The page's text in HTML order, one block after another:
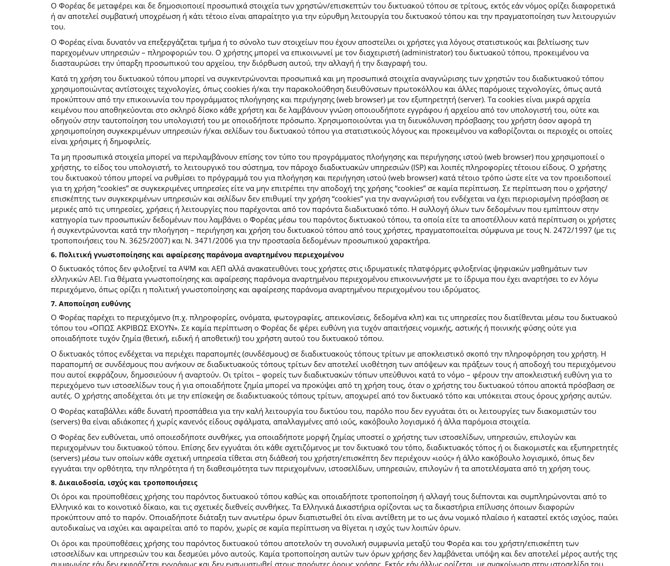
Ο Φορέας δε μεταφέρει και δε δημοσιοποιεί προσωπικά στοιχεία των χρηστών/επισκεπτών του δικτυακού τόπου σε τρίτους, εκτός εάν νόμος ορίζει διαφορετικά
ή αν αποτελεί συμβατική υποχρέωση ή κάτι τέτοιο είναι απαραίτητο για την εύρυθμη λειτουργία του δικτυακού τόπου και την πραγματοποίηση των λειτουργιών
του.
Ο Φορέας είναι δυνατόν να επεξεργάζεται τμήμα ή το σύνολο των στοιχείων που έχουν αποστείλει οι χρήστες για λόγους στατιστικούς και βελτίωσης των
παρεχομένων υπηρεσιών – πληροφοριών του. Ο χρήστης μπορεί να επικοινωνεί με τον διαχειριστή (administrator) του δικτυακού τόπου, προκειμένου να
διασταυρώσει την ύπαρξη προσωπικού του αρχείου, την διόρθωση αυτού, την αλλαγή ή την διαγραφή του.
Κατά τη χρήση του δικτυακού τόπου μπορεί να συγκεντρώνονται προσωπικά και μη προσωπικά στοιχεία αναγνώρισης των χρηστών του διαδικτυακού τόπου
χρησιμοποιώντας αντίστοιχες τεχνολογίες, όπως cookies ή/και την παρακολούθηση διευθύνσεων πρωτοκόλλου και άλλες παρόμοιες τεχνολογίες, όπως αυτά
προκύπτουν από την επικοινωνία του προγράμματος πλοήγησης και περιήγησης (web browser) με τον εξυπηρετητή (server). Τα cookies είναι μικρά αρχεία
κειμένου που αποθηκεύονται στο σκληρό δίσκο κάθε χρήστη και δε λαμβάνουν γνώση οποιουδήποτε εγγράφου ή αρχείου από τον υπολογιστή του, ούτε και
οδηγούν στην ταυτοποίηση του υπολογιστή του με οποιοδήποτε πρόσωπο. Χρησιμοποιούνται για τη διευκόλυνση πρόσβασης του χρήστη όσον αφορά τη
χρησιμοποίηση συγκεκριμένων υπηρεσιών ή/και σελίδων του δικτυακού τόπου για στατιστικούς λόγους και προκειμένου να καθορίζονται οι περιοχές οι οποίες
είναι χρήσιμες ή δημοφιλείς.
Τα μη προσωπικά στοιχεία μπορεί να περιλαμβάνουν επίσης τον τύπο του προγράμματος πλοήγησης και περιήγησης ιστού (web browser) που χρησιμοποιεί ο
χρήστης, το είδος του υπολογιστή, το λειτουργικό του σύστημα, τον πάροχο διαδικτυακών υπηρεσιών (ISP) και λοιπές πληροφορίες τέτοιου είδους. Ο χρήστης
του δικτυακού τόπου μπορεί να ρυθμίσει το πρόγραμμά του για πλοήγηση και περιήγηση ιστού (web browser) κατά τέτοιο τρόπο ώστε είτε να τον προειδοποιεί
για τη χρήση “cookies” σε συγκεκριμένες υπηρεσίες είτε να μην επιτρέπει την αποδοχή της χρήσης “cookies” σε καμία περίπτωση. Σε περίπτωση που ο χρήστης/
επισκέπτης των συγκεκριμένων υπηρεσιών και σελίδων δεν επιθυμεί την χρήση “cookies” για την αναγνώρισή του ενδέχεται να έχει περιορισμένη πρόσβαση σε
μερικές από τις υπηρεσίες, χρήσεις ή λειτουργίες που παρέχονται από τον παρόντα διαδικτυακό τόπο. Η συλλογή όλων των δεδομένων που εμπίπτουν στην
κατηγορία των προσωπικών δεδομένων που λαμβάνει ο Φορέας μέσω του παρόντος δικτυακού τόπου, τα οποία είτε τα αποστέλλουν κατά περίπτωση οι χρήστες
ή συγκεντρώνονται κατά την πλοήγηση – περιήγηση και χρήση του δικτυακού τόπου από τους χρήστες, πραγματοποιείται σύμφωνα με τους Ν. 2472/1997 (με τις
τροποποιήσεις του Ν. 3625/2007) και Ν. 3471/2006 για την προστασία δεδομένων προσωπικού χαρακτήρα.
6. Πολιτική γνωστοποίησης και αφαίρεσης παράνομα αναρτημένου περιεχομένου
Ο δικτυακός τόπος δεν φιλοξενεί τα ΑΨΜ και ΑΕΠ αλλά ανακατευθύνει τους χρήστες στις ιδρυματικές πλατφόρμες φιλοξενίας ψηφιακών μαθημάτων των
ελληνικών ΑΕΙ. Για θέματα γνωστοποίησης και αφαίρεσης παράνομα αναρτημένου περιεχομένου επικοινωνήστε με το ίδρυμα που έχει αναρτήσει το εν λόγω
περιεχόμενο, όπως ορίζει η πολιτική γνωστοποίησης και αφαίρεσης παράνομα αναρτημένου περιεχομένου του ιδρύματος.
7. Αποποίηση ευθύνης
Ο Φορέας παρέχει το περιεχόμενο (π.χ. πληροφορίες, ονόματα, φωτογραφίες, απεικονίσεις, δεδομένα κλπ) και τις υπηρεσίες που διατίθενται μέσω του δικτυακού
τόπου του «ΟΠΩΣ ΑΚΡΙΒΩΣ ΕΧΟΥΝ». Σε καμία περίπτωση ο Φορέας δε φέρει ευθύνη για τυχόν απαιτήσεις νομικής, αστικής ή ποινικής φύσης ούτε για
οποιαδήποτε τυχόν ζημία (θετική, ειδική ή αποθετική) του χρήστη αυτού του δικτυακού τόπου.
O δικτυακός τόπος ενδέχεται να περιέχει παραπομπές (συνδέσμους) σε διαδικτυακούς τόπους τρίτων με αποκλειστικό σκοπό την πληροφόρηση του χρήστη. Η
παραπομπή σε συνδέσμους που ανήκουν σε διαδικτυακούς τόπους τρίτων δεν αποτελεί υιοθέτηση των απόψεων και πράξεων τους ή αποδοχή του περιεχόμενου
που αυτοί εκφράζουν, δημοσιεύουν ή αναρτούν. Οι τρίτοι – φορείς των διαδικτυακών τόπων υπεύθυνοι κατά το νόμο – φέρουν την αποκλειστική ευθύνη για το
περιεχόμενο των ιστοσελίδων τους ή για οποιαδήποτε ζημία μπορεί να προκύψει από τη χρήση τους, όταν ο χρήστης του δικτυακού τόπου αποκτά πρόσβαση σε
αυτές. Ο χρήστης αποδέχεται ότι με την επίσκεψη σε διαδικτυακούς τόπους τρίτων, αποχωρεί από τον δικτυακό τόπο και υπόκειται στους όρους χρήσης αυτών.
Ο Φορέας καταβάλλει κάθε δυνατή προσπάθεια για την καλή λειτουργία του δικτύου του, παρόλο που δεν εγγυάται ότι οι λειτουργίες των διακομιστών του
(servers) θα είναι αδιάκοπες ή χωρίς κανενός είδους σφάλματα, απαλλαγμένες από ιούς, κακόβουλο λογισμικό ή άλλα παρόμοια στοιχεία.
Ο Φορέας δεν ευθύνεται, υπό οποιεσδήποτε συνθήκες, για οποιαδήποτε μορφή ζημίας υποστεί ο χρήστης των ιστοσελίδων, υπηρεσιών, επιλογών και
περιεχομένων του δικτυακού τόπου. Επίσης δεν εγγυάται ότι κάθε σχετιζόμενος με τον δικτυακό του τόπο, διαδικτυακός τόπος ή οι διακομιστές και εξυπηρετητές
(servers) μέσω των οποίων κάθε σχετική υπηρεσία τίθεται στη διάθεσή του χρήστη/επισκέπτη δεν περιέχουν «ιούς» ή άλλο κακόβουλο λογισμικό, όπως δεν
εγγυάται την ορθότητα, την πληρότητα ή τη διαθεσιμότητα των περιεχομένων, ιστοσελίδων, υπηρεσιών, επιλογών ή τα αποτελέσματα από τη χρήση τους.
8. Δικαιοδοσία, ισχύς και τροποποιήσεις
Οι όροι και προϋποθέσεις χρήσης του παρόντος δικτυακού τόπου καθώς και οποιαδήποτε τροποποίηση ή αλλαγή τους διέπονται και συμπληρώνονται από το
Ελληνικό και το κοινοτικό δίκαιο, και τις σχετικές διεθνείς συνθήκες. Τα Ελληνικά Δικαστήρια ορίζονται ως τα δικαστήρια επίλυσης όποιων διαφορών
προκύπτουν από το παρόν. Οποιαδήποτε διάταξη των ανωτέρω όρων διαπιστωθεί ότι είναι αντίθετη με το ως άνω νομικό πλαίσιο ή καταστεί εκτός ισχύος, παύει
αυτοδικαίως να ισχύει και αφαιρείται από το παρόν, χωρίς σε καμία περίπτωση να θίγεται η ισχύς των λοιπών όρων.
Οι όροι και προϋποθέσεις χρήσης του παρόντος δικτυακού τόπου αποτελούν τη συνολική συμφωνία μεταξύ του Φορέα και του χρήστη/επισκέπτη των
ιστοσελίδων και υπηρεσιών του και δεσμεύει μόνο αυτούς. Καμία τροποποίηση αυτών των όρων χρήσης δεν λαμβάνεται υπόψη και δεν αποτελεί μέρος αυτής της